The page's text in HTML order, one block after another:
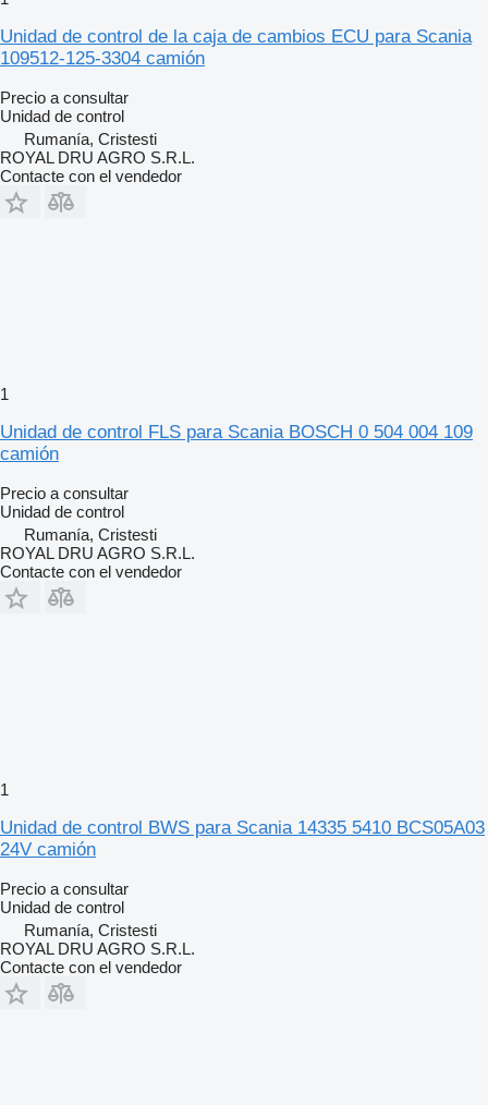
Unidad de control de la caja de cambios ECU para Scania
109512-125-3304 camión
Precio a consultar
Unidad de control
Rumanía, Cristesti
ROYAL DRU AGRO S.R.L.
Contacte con el vendedor
1
Unidad de control FLS para Scania BOSCH 0 504 004 109
camión
Precio a consultar
Unidad de control
Rumanía, Cristesti
ROYAL DRU AGRO S.R.L.
Contacte con el vendedor
1
Unidad de control BWS para Scania 14335 5410 BCS05A03
24V camión
Precio a consultar
Unidad de control
Rumanía, Cristesti
ROYAL DRU AGRO S.R.L.
Contacte con el vendedor